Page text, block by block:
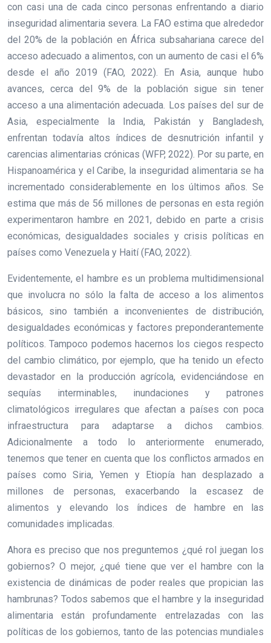
con casi una de cada cinco personas enfrentando a diario
inseguridad alimentaria severa. La FAO estima que alrededor
del 20% de la población en África subsahariana carece del
acceso adecuado a alimentos, con un aumento de casi el 6%
desde el año 2019 (FAO, 2022). En Asia, aunque hubo
avances, cerca del 9% de la población sigue sin tener
acceso a una alimentación adecuada. Los países del sur de
Asia, especialmente la India, Pakistán y Bangladesh,
enfrentan todavía altos índices de desnutrición infantil y
carencias alimentarias crónicas (WFP, 2022). Por su parte, en
Hispanoamérica y el Caribe, la inseguridad alimentaria se ha
incrementado considerablemente en los últimos años. Se
estima que más de 56 millones de personas en esta región
experimentaron hambre en 2021, debido en parte a crisis
económicas, desigualdades sociales y crisis políticas en
países como Venezuela y Haití (FAO, 2022).
Evidentemente, el hambre es un problema multidimensional
que involucra no sólo la falta de acceso a los alimentos
básicos, sino también a inconvenientes de distribución,
desigualdades económicas y factores preponderantemente
políticos. Tampoco podemos hacernos los ciegos respecto
del cambio climático, por ejemplo, que ha tenido un efecto
devastador en la producción agrícola, evidenciándose en
sequías interminables, inundaciones y patrones
climatológicos irregulares que afectan a países con poca
infraestructura para adaptarse a dichos cambios.
Adicionalmente a todo lo anteriormente enumerado,
tenemos que tener en cuenta que los conflictos armados en
países como Siria, Yemen y Etiopía han desplazado a
millones de personas, exacerbando la escasez de
alimentos y elevando los índices de hambre en las
comunidades implicadas.
Ahora es preciso que nos preguntemos ¿qué rol juegan los
gobiernos? O mejor, ¿qué tiene que ver el hambre con la
existencia de dinámicas de poder reales que propician las
hambrunas? Todos sabemos que el hambre y la inseguridad
alimentaria están profundamente entrelazadas con las
políticas de los gobiernos, tanto de las potencias mundiales